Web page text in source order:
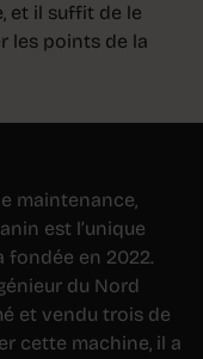
et il suffit de le
les points de la
maintenance,
est l’unique
fondée en 2022.
du Nord
et vendu trois de
cette machine, il a